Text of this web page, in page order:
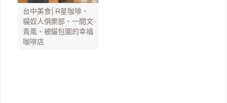
台中美食│R星咖啡、
貓奴人俱樂部、一間文
青風、被貓包圍的幸福
咖啡店